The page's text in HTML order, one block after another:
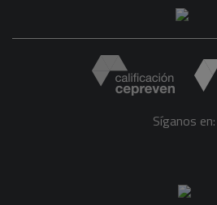
Síganos en: